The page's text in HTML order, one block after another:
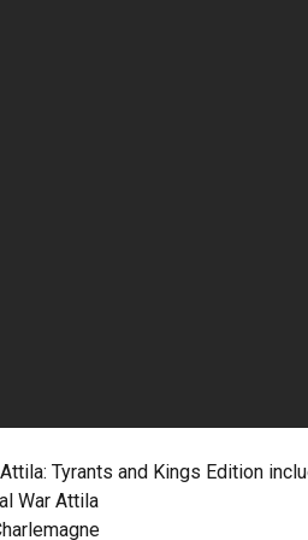
Tyrants and Kings Edition
War Attila